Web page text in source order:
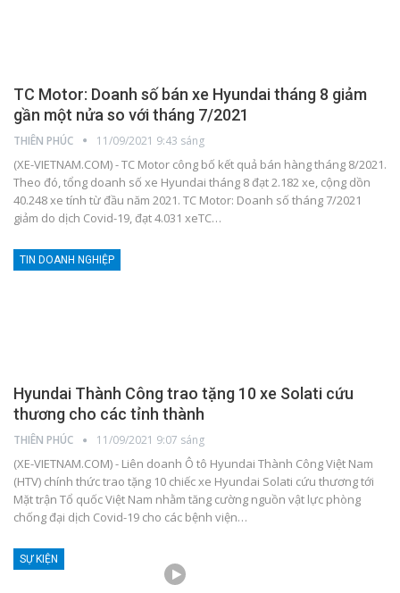
TC Motor: Doanh số bán xe Hyundai tháng 8 giảm
gần một nửa so với tháng 7/2021
THIÊN PHÚC 11/09/2021 9:43 sáng
(XE-VIETNAM.COM) - TC Motor công bố kết quả bán hàng tháng 8/2021.
Theo đó, tổng doanh số xe Hyundai tháng 8 đạt 2.182 xe, cộng dồn
40.248 xe tính từ đầu năm 2021. TC Motor: Doanh số tháng 7/2021
giảm do dịch Covid-19, đạt 4.031 xeTC…
TIN DOANH NGHIỆP
Hyundai Thành Công trao tặng 10 xe Solati cứu
thương cho các tỉnh thành
THIÊN PHÚC 11/09/2021 9:07 sáng
(XE-VIETNAM.COM) - Liên doanh Ô tô Hyundai Thành Công Việt Nam
(HTV) chính thức trao tặng 10 chiếc xe Hyundai Solati cứu thương tới
Mặt trận Tổ quốc Việt Nam nhằm tăng cường nguồn vật lực phòng
chống đại dịch Covid-19 cho các bệnh viện…
SỰ KIỆN